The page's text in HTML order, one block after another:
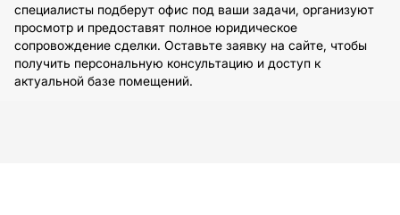
специалисты подберут офис под ваши задачи, организуют
просмотр и предоставят полное юридическое
сопровождение сделки. Оставьте заявку на сайте, чтобы
получить персональную консультацию и доступ к
актуальной базе помещений.